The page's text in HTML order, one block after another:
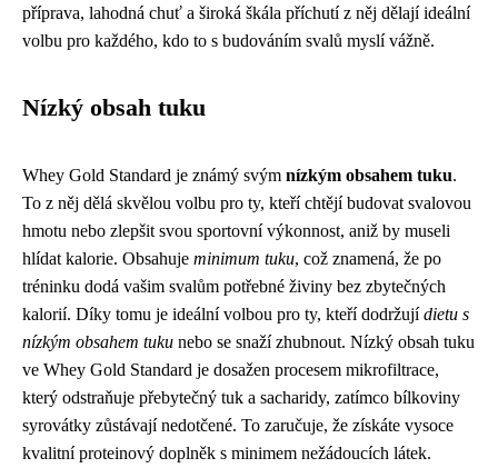
příprava, lahodná chuť a široká škála příchutí z něj dělají ideální
volbu pro každého, kdo to s budováním svalů myslí vážně.
Nízký obsah tuku
Whey Gold Standard je známý svým nízkým obsahem tuku.
To z něj dělá skvělou volbu pro ty, kteří chtějí budovat svalovou
hmotu nebo zlepšit svou sportovní výkonnost, aniž by museli
hlídat kalorie. Obsahuje minimum tuku, což znamená, že po
tréninku dodá vašim svalům potřebné živiny bez zbytečných
kalorií. Díky tomu je ideální volbou pro ty, kteří dodržujídietu s
nízkým obsahem tuku nebo se snaží zhubnout. Nízký obsah tuku
ve Whey Gold Standard je dosažen procesem mikrofiltrace,
který odstraňuje přebytečný tuk a sacharidy, zatímco bílkoviny
syrovátky zůstávají nedotčené. To zaručuje, že získáte vysoce
kvalitní proteinový doplněk s minimem nežádoucích látek.